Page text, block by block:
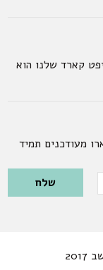
קארד שלנו הוא
מעודכנים תמיד